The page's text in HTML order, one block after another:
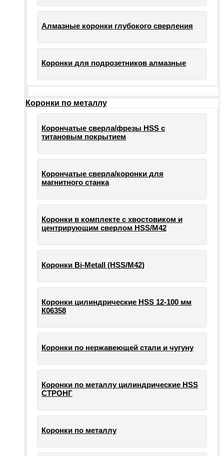
Алмазные коронки глубокого сверления
Коронки для подрозетников алмазные
Коронки по металлу
Корончатые сверла/фрезы HSS c
титановым покрытием
Корончатые сверла/коронки для
магнитного станка
Коронки в комплекте с хвостовиком и
центрирующим сверлом HSS/М42
Коронки Bi-Metall (HSS/М42)
Коронки цилиндрические HSS 12-100 мм
К06358
Коронки по нержавеющей стали и чугуну
Коронки по металлу цилиндрические HSS
СТРОНГ
Коронки по металлу